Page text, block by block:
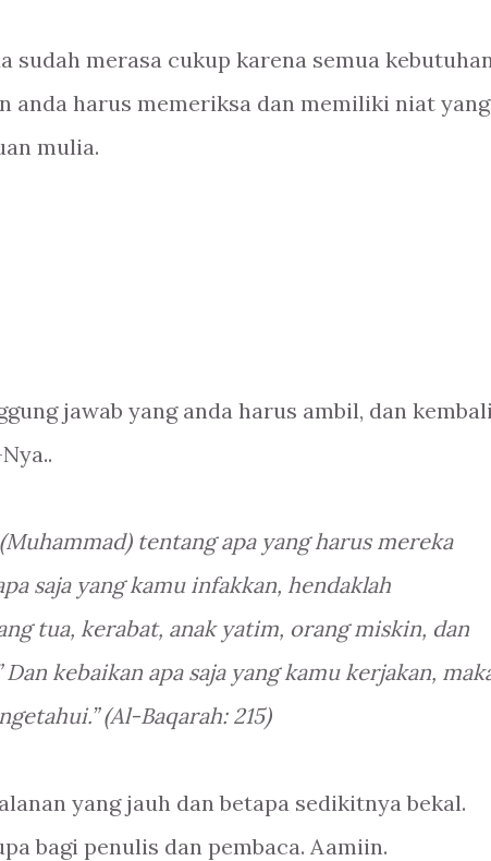
sudah merasa cukup karena semua
anda harus memeriksa dan memiliki niat yang
mulia.
jawab yang anda harus ambil, dan
tentang apa yang harus mereka
saja yang kamu infakkan, hendaklah
tua, kerabat, anak yatim, orang miskin, dan
kebaikan apa saja yang kamu kerjakan,
(Al-Baqarah: 215)
yang jauh dan betapa sedikitnya bekal.
bagi penulis dan pembaca. Aamiin.